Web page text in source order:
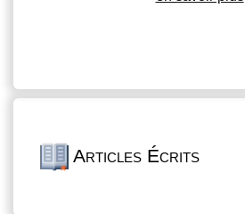
Articles Écrits